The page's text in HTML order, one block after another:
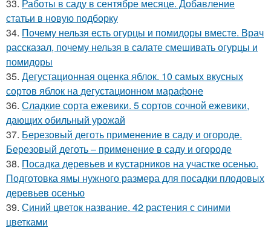
33. Работы в саду в сентябре месяце. Добавление
статьи в новую подборку
34. Почему нельзя есть огурцы и помидоры вместе. Врач
рассказал, почему нельзя в салате смешивать огурцы и
помидоры
35. Дегустационная оценка яблок. 10 самых вкусных
сортов яблок на дегустационном марафоне
36. Сладкие сорта ежевики. 5 сортов сочной ежевики,
дающих обильный урожай
37. Березовый деготь применение в саду и огороде.
Березовый деготь – применение в саду и огороде
38. Посадка деревьев и кустарников на участке осенью.
Подготовка ямы нужного размера для посадки плодовых
деревьев осенью
39. Синий цветок название. 42 растения с синими
цветками